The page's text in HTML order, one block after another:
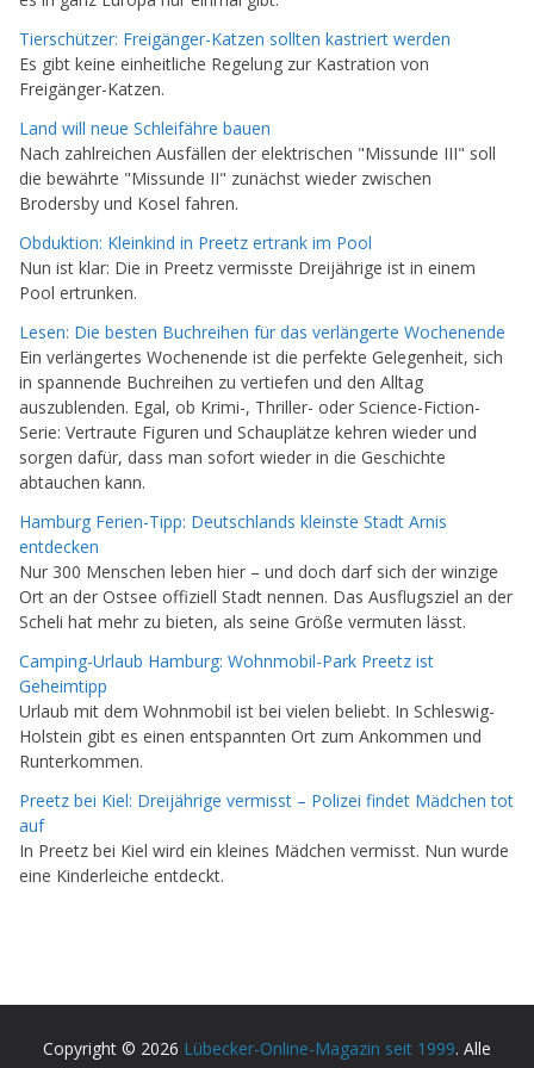
Tierschützer: Freigänger-Katzen sollten kastriert werden
Es gibt keine einheitliche Regelung zur Kastration von
Freigänger-Katzen.
Land will neue Schleifähre bauen
Nach zahlreichen Ausfällen der elektrischen "Missunde III" soll
die bewährte "Missunde II" zunächst wieder zwischen
Brodersby und Kosel fahren.
Obduktion: Kleinkind in Preetz ertrank im Pool
Nun ist klar: Die in Preetz vermisste Dreijährige ist in einem
Pool ertrunken.
Lesen: Die besten Buchreihen für das verlängerte Wochenende
Ein verlängertes Wochenende ist die perfekte Gelegenheit, sich
in spannende Buchreihen zu vertiefen und den Alltag
auszublenden. Egal, ob Krimi-, Thriller- oder Science-Fiction-
Serie: Vertraute Figuren und Schauplätze kehren wieder und
sorgen dafür, dass man sofort wieder in die Geschichte
abtauchen kann.
Hamburg Ferien-Tipp: Deutschlands kleinste Stadt Arnis
entdecken
Nur 300 Menschen leben hier – und doch darf sich der winzige
Ort an der Ostsee offiziell Stadt nennen. Das Ausflugsziel an der
Scheli hat mehr zu bieten, als seine Größe vermuten lässt.
Camping-Urlaub Hamburg: Wohnmobil-Park Preetz ist
Geheimtipp
Urlaub mit dem Wohnmobil ist bei vielen beliebt. In Schleswig-
Holstein gibt es einen entspannten Ort zum Ankommen und
Runterkommen.
Preetz bei Kiel: Dreijährige vermisst – Polizei findet Mädchen tot
auf
In Preetz bei Kiel wird ein kleines Mädchen vermisst. Nun wurde
eine Kinderleiche entdeckt.
Copyright © 2026 Lübecker-Online-Magazin seit 1999. Alle